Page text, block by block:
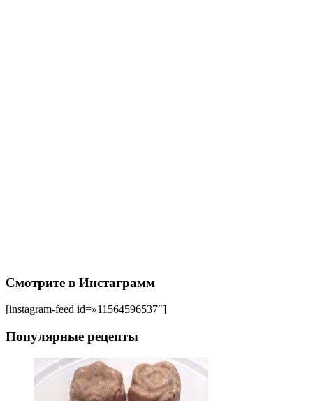
Смотрите в Инстаграмм
[instagram-feed id=»11564596537″]
Популярные рецепты